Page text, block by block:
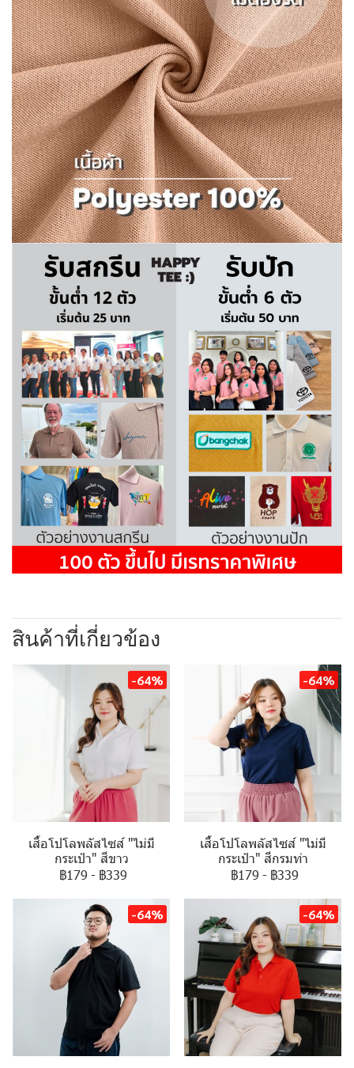
สินค้าที่เกี่ยวข้อง
-64%
เสื้อโปโลพลัสไซส์ "ไม่มี
กระเป๋า" สีขาว
฿179 - ฿339
-64%
เสื้อโปโลพลัสไซส์ "ไม่มี
กระเป๋า" สีกรมท่า
฿179 - ฿339
-64% -64%